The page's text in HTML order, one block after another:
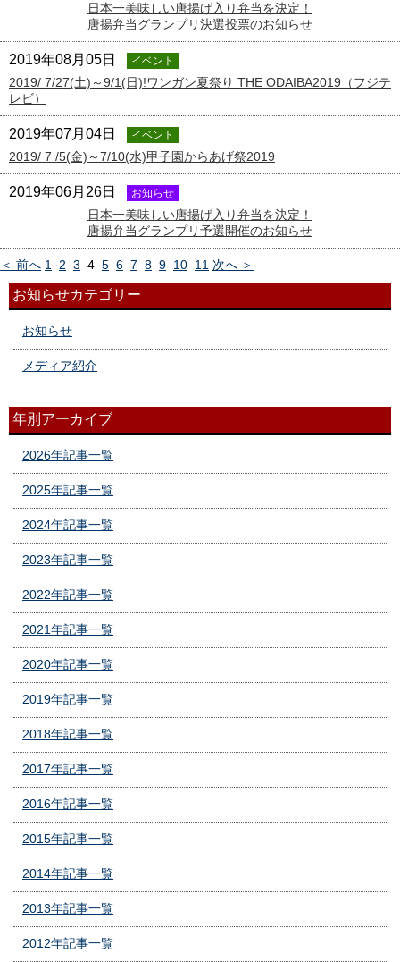
日本一美味しい唐揚げ入り弁当を決定！
唐揚弁当グランプリ決選投票のお知らせ
2019年08月05日 イベント
2019/ 7/27(土)～9/1(日)!ワンガン夏祭り THE ODAIBA2019（フジテ
レビ）
2019年07月04日 イベント
2019/ 7 /5(金)～7/10(水)甲子園からあげ祭2019
2019年06月26日 お知らせ
日本一美味しい唐揚げ入り弁当を決定！
唐揚弁当グランプリ予選開催のお知らせ
＜ 前へ 1 2 3 4 5 6 7 8 9 10 11 次へ ＞
お知らせカテゴリー
お知らせ
メディア紹介
年別アーカイブ
2026年記事一覧
2025年記事一覧
2024年記事一覧
2023年記事一覧
2022年記事一覧
2021年記事一覧
2020年記事一覧
2019年記事一覧
2018年記事一覧
2017年記事一覧
2016年記事一覧
2015年記事一覧
2014年記事一覧
2013年記事一覧
2012年記事一覧